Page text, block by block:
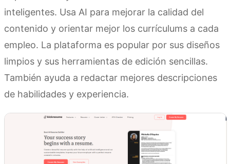
inteligentes. Usa AI para mejorar la calidad del
contenido y orientar mejor los currículums a cada
empleo. La plataforma es popular por sus diseños
limpios y sus herramientas de edición sencillas.
También ayuda a redactar mejores descripciones
de habilidades y experiencia.